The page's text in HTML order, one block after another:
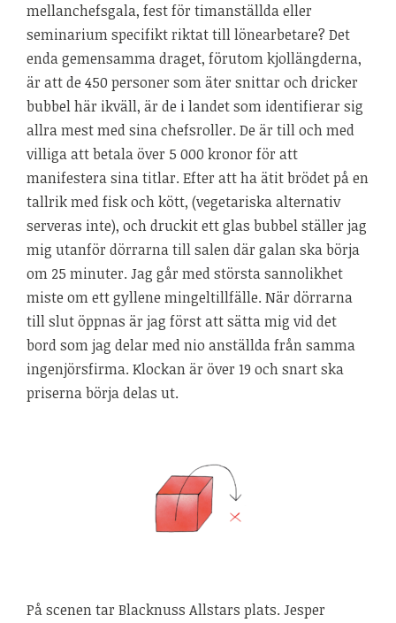
mellanchefsgala, fest för timanställda eller
seminarium specifikt riktat till lönearbetare? Det
enda gemensamma draget, förutom kjollängderna,
är att de 450 personer som äter snittar och dricker
bubbel här ikväll, är de i landet som identifierar sig
allra mest med sina chefsroller. De är till och med
villiga att betala över 5 000 kronor för att
manifestera sina titlar. Efter att ha ätit brödet på en
tallrik med fisk och kött, (vegetariska alternativ
serveras inte), och druckit ett glas bubbel ställer jag
mig utanför dörrarna till salen där galan ska börja
om 25 minuter. Jag går med största sannolikhet
miste om ett gyllene mingeltillfälle. När dörrarna
till slut öppnas är jag först att sätta mig vid det
bord som jag delar med nio anställda från samma
ingenjörsfirma. Klockan är över 19 och snart ska
priserna börja delas ut.
På scenen tar Blacknuss Allstars plats. Jesper